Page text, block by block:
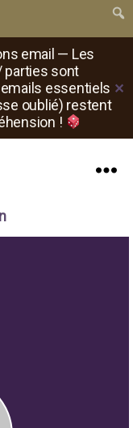
email — Les
parties sont
essentiels
oublié) restent
!
✕